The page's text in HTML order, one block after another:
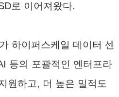
로 이어져왔다.
하이퍼스케일 데이터 센
등의 포괄적인 엔터프라
원하고, 더 높은 밀적도